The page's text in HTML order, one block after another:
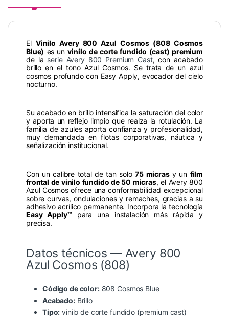
El Vinilo Avery 800 Azul Cosmos (808 Cosmos
Blue) es unvinilo de corte fundido (cast) premium
de la serie Avery 800 Premium Cast, con acabado
brillo en el tono Azul Cosmos. Se trata de un azul
cosmos profundo con Easy Apply, evocador del cielo
nocturno.
Su acabado en brillo intensifica la saturación del color
y aporta un reflejo limpio que realza la rotulación. La
familia de azules aporta confianza y profesionalidad,
muy demandada en flotas corporativas, náutica y
señalización institucional.
Con un calibre total de tan solo75 micrasy un film
frontal de vinilo fundido de 50 micras, el Avery 800
Azul Cosmos ofrece una conformabilidad excepcional
sobre curvas, ondulaciones y remaches, gracias a su
adhesivo acrílico permanente. Incorpora la tecnología
Easy Apply™para una instalación más rápida y
precisa.
Datos técnicos — Avery 800
Azul Cosmos (808)
Código de color:808 Cosmos Blue
Acabado:Brillo
Tipo: vinilo de corte fundido (premium cast)